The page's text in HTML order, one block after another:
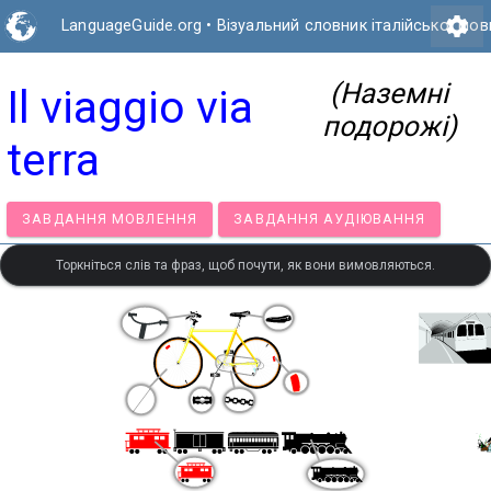
LanguageGuide.org • Візуальний словник італійської
settings
Il viaggio via
terra
(Наземні
подорожі)
ЗАВДАННЯ МОВЛЕННЯ ЗАВДАННЯ АУДІЮВАННЯ
Торкніться слів та фраз, щоб почути, як вони вимовляються.